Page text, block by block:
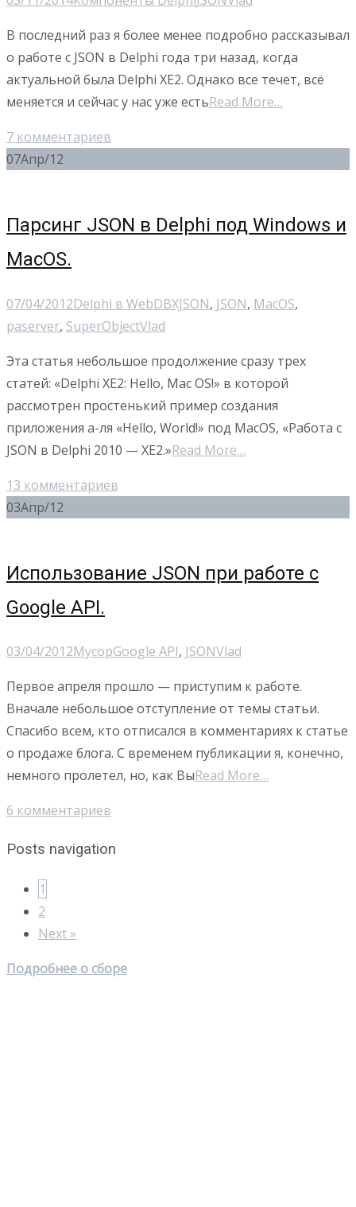
В последний раз я более менее подробно рассказывал
о работе с JSON в Delphi года три назад, когда
актуальной была Delphi XE2. Однако все течет, всё
меняется и сейчас у нас уже естьRead More…
7 комментариев
07Апр/12
Парсинг JSON в Delphi под Windows и
MacOS.
07/04/2012Delphi в WebDBXJSON, JSON, MacOS,
paserver, SuperObjectVlad
Эта статья небольшое продолжение сразу трех
статей: «Delphi XE2: Hello, Mac OS!» в которой
рассмотрен простенький пример создания
приложения а-ля «Hello, World!» под MacOS, «Работа с
JSON в Delphi 2010 — XE2.»Read More…
13 комментариев
03Апр/12
Использование JSON при работе с
Google API.
03/04/2012МусорGoogle API, JSONVlad
Первое апреля прошло — приступим к работе.
Вначале небольшое отступление от темы статьи.
Спасибо всем, кто отписался в комментариях к статье
о продаже блога. С временем публикации я, конечно,
немного пролетел, но, как ВыRead More…
6 комментариев
Posts navigation
1
2
Next »
Подробнее о сборе